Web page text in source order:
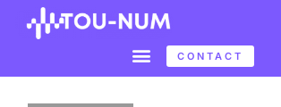
CONTACT